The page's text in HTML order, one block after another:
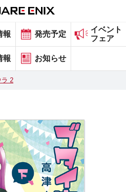
イトメニュー
報 発売予定
イベント
フェア
報 お知らせ
ラ 2